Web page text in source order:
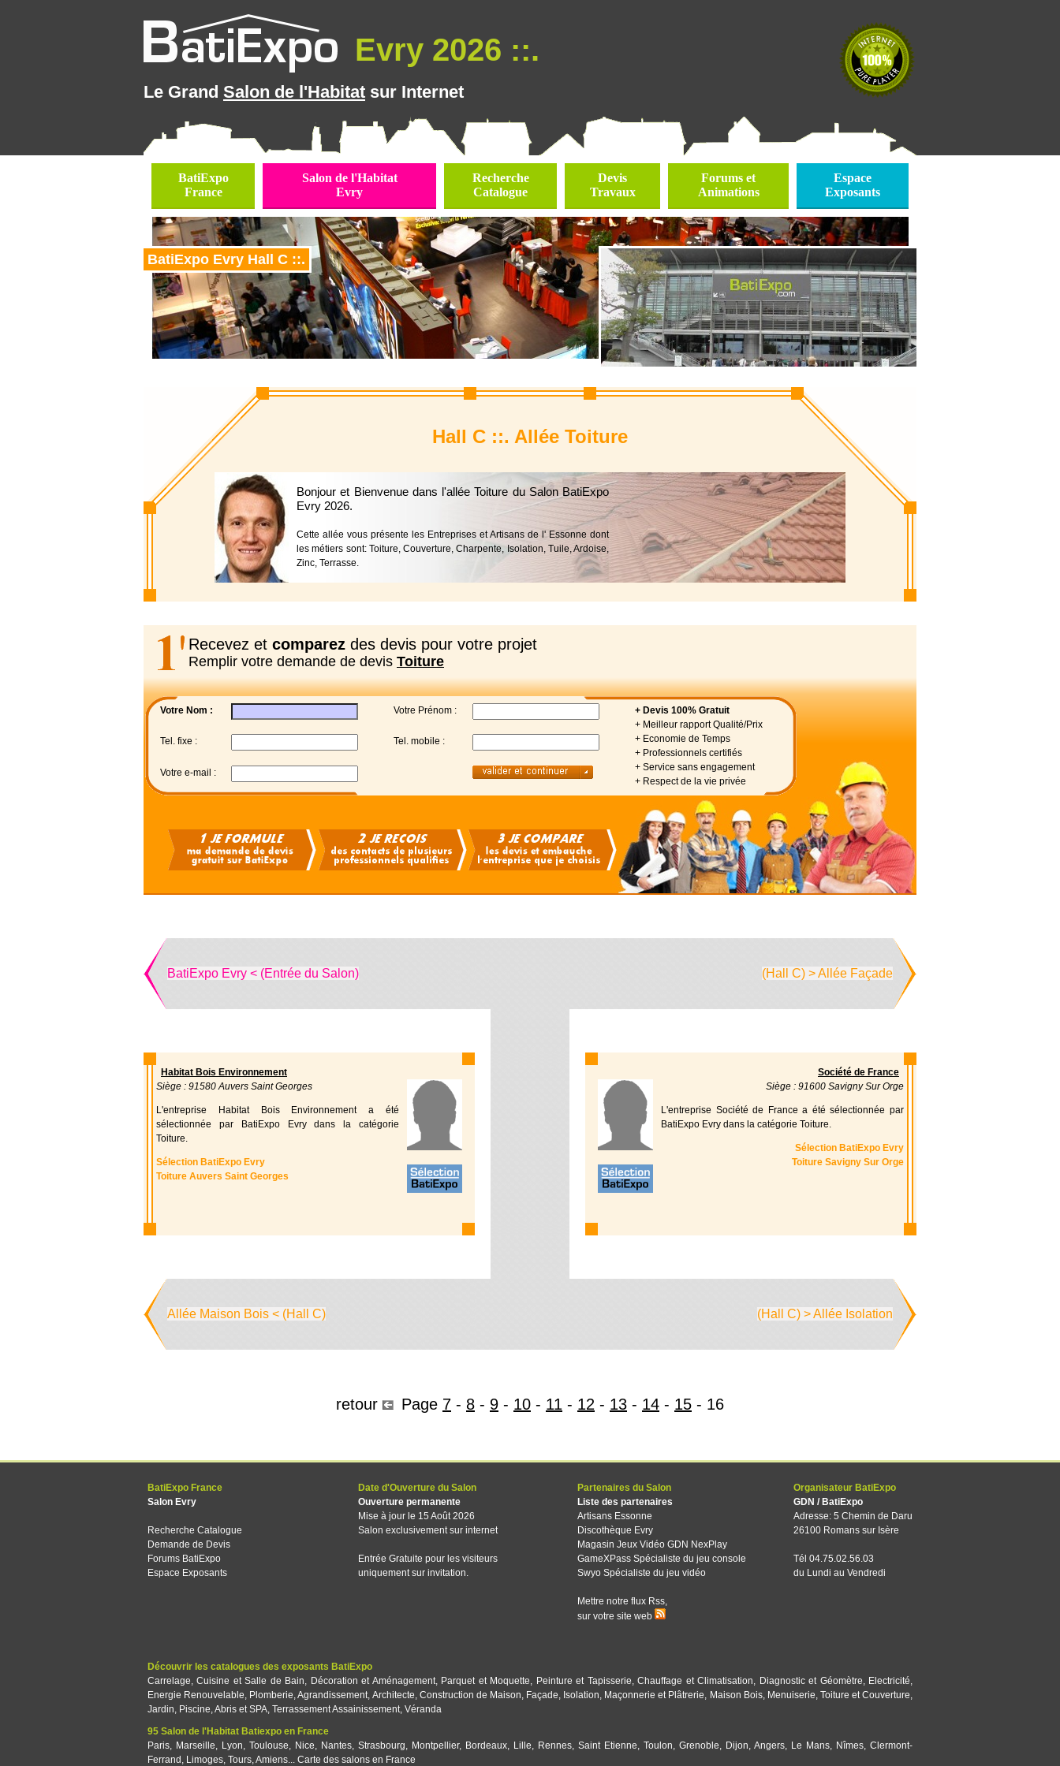
Evry 2026 ::.
Le Grand Salon de l'Habitat sur Internet
BatiExpo
France
Salon de l'Habitat
Evry
Recherche
Catalogue
Devis
Travaux
Forums et
Animations
Espace
Exposants
BatiExpo Evry Hall C ::.
Hall C ::. Allée Toiture
Bonjour et Bienvenue dans l'allée Toiture du Salon BatiExpo
Evry 2026.
Cette allée vous présente les Entreprises et Artisans de l' Essonne dont
les métiers sont: Toiture, Couverture, Charpente, Isolation, Tuile, Ardoise,
Zinc, Terrasse.
Recevez et comparez des devis pour votre projet
Remplir votre demande de devis Toiture
Votre Nom : Votre Prénom :
+ Devis 100% Gratuit
+ Meilleur rapport Qualité/Prix
+ Economie de Temps
+ Professionnels certifiés
+ Service sans engagement
+ Respect de la vie privée
Tel. fixe : Tel. mobile :
Votre e-mail :
BatiExpo Evry < (Entrée du Salon) (Hall C) > Allée Façade
Habitat Bois Environnement
Siège : 91580 Auvers Saint Georges
L'entreprise Habitat Bois Environnement a été
sélectionnée par BatiExpo Evry dans la catégorie
Toiture.
Sélection BatiExpo Evry
Toiture Auvers Saint Georges
Société de France
Siège : 91600 Savigny Sur Orge
L'entreprise Société de France a été sélectionnée par
BatiExpo Evry dans la catégorie Toiture.
Sélection BatiExpo Evry
Toiture Savigny Sur Orge
Allée Maison Bois < (Hall C) (Hall C) > Allée Isolation
retour Page 7 - 8 - 9 - 10 - 11 - 12 - 13 - 14 - 15 - 16
BatiExpo France
Salon Evry
Recherche Catalogue
Demande de Devis
Forums BatiExpo
Espace Exposants
Date d'Ouverture du Salon
Ouverture permanente
Mise à jour le 15 Août 2026
Salon exclusivement sur internet
Entrée Gratuite pour les visiteurs
uniquement sur invitation.
Partenaires du Salon
Liste des partenaires
Artisans Essonne
Discothèque Evry
Magasin Jeux Vidéo GDN NexPlay
GameXPass Spécialiste du jeu console
Swyo Spécialiste du jeu vidéo
Mettre notre flux Rss,
sur votre site web
Organisateur BatiExpo
GDN / BatiExpo
Adresse: 5 Chemin de Daru
26100 Romans sur Isère
Tél 04.75.02.56.03
du Lundi au Vendredi
Découvrir les catalogues des exposants BatiExpo
Carrelage,Cuisine et Salle de Bain, Décoration et Aménagement, Parquet et Moquette, Peinture et Tapisserie,Chauffage et Climatisation, Diagnostic et Géomètre, Electricité,
Energie Renouvelable, Plomberie,Agrandissement, Architecte, Construction de Maison, Façade, Isolation, Maçonnerie et Plâtrerie, Maison Bois, Menuiserie, Toiture et Couverture,
Jardin, Piscine, Abris et SPA, Terrassement Assainissement, Véranda
95 Salon de l'Habitat Batiexpo en France
Paris, Marseille, Lyon, Toulouse, Nice, Nantes, Strasbourg, Montpellier, Bordeaux, Lille, Rennes, Saint Etienne, Toulon, Grenoble, Dijon, Angers, Le Mans, Nîmes, Clermont-
Ferrand , Limoges, Tours,Amiens... Carte des salons en France